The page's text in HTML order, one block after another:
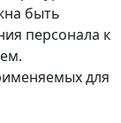
быть
персонала к
для